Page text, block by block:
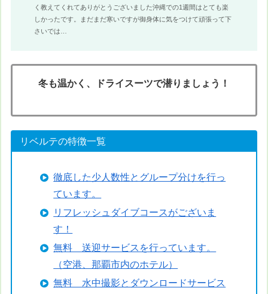
く教えてくれてありがとうございました沖縄での1週間はとても楽
しかったです。まだまだ寒いですが御身体に気をつけて頑張って下
さいでは…
冬も温かく、ドライスーツで潜りましょう！
リベルテの特徴一覧
徹底した少人数性とグループ分けを行っ
ています。
リフレッシュダイブコースがございま
す！
無料 送迎サービスを行っています。
（空港、那覇市内のホテル）
無料 水中撮影とダウンロードサービス